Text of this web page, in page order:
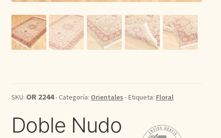
Kilim
Redondas
Seda
Pasillo
SKU: OR 2244- Categoría: Orientales - Etiqueta: Floral
Doble Nudo